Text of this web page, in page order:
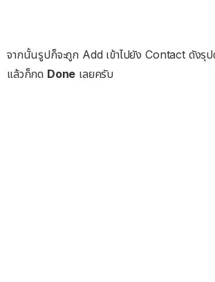
จากนั้นรูปก็จะถูก Add เข้าไปยัง Contact ดังรุป
แล้วก็กด Done เลยครับ